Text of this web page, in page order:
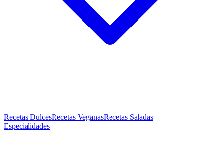
Recetas DulcesRecetas VeganasRecetas Saladas
Especialidades